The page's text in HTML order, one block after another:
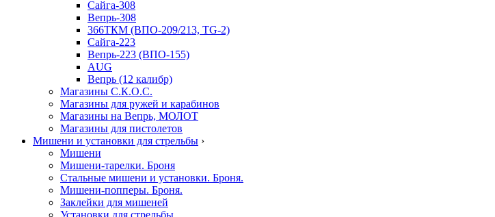
Сайга-308
Вепрь-308
366ТКМ (ВПО-209/213, TG-2)
Сайга-223
Вепрь-223 (ВПО-155)
AUG
Вепрь (12 калибр)
Магазины С.К.О.С.
Магазины для ружей и карабинов
Магазины на Вепрь, МОЛОТ
Магазины для пистолетов
Мишени и установки для стрельбы ›
Мишени
Мишени-тарелки. Броня
Стальные мишени и установки. Броня.
Мишени-попперы. Броня.
Заклейки для мишеней
Установки для стрельбы